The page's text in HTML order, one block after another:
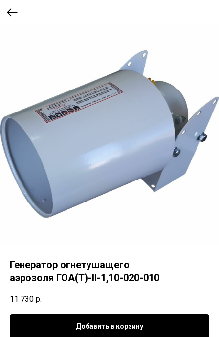
Генератор огнетушащего
аэрозоля ГОА(Т)-II-1,10-020-010
11 730 р.
Добавить в корзину